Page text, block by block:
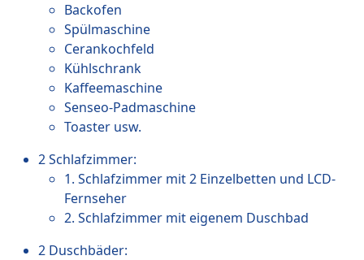
Backofen
Spülmaschine
Cerankochfeld
Kühlschrank
Kaffeemaschine
Senseo-Padmaschine
Toaster usw.
2 Schlafzimmer:
1. Schlafzimmer mit 2 Einzelbetten und LCD-
Fernseher
2. Schlafzimmer mit eigenem Duschbad
2 Duschbäder: